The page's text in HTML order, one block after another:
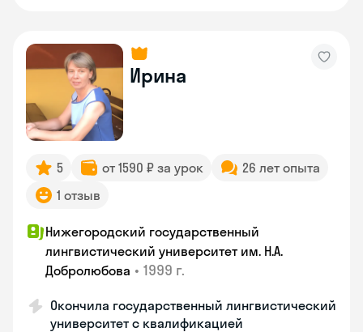
Ирина
5 от 1590 ₽ за урок
26 лет опыта
1 отзыв
Нижегородский государственный
лингвистический университет им. Н.А.
Добролюбова • 1999 г.
Окончила государственный лингвистический
университет с квалификацией